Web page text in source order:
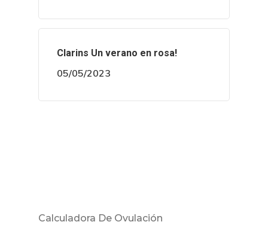
Clarins Un verano en rosa!
05/05/2023
Calculadora De Ovulación